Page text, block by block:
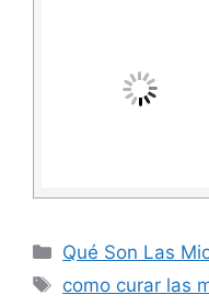
Categorías
Qué Son Las
Etiquetas
como curar las